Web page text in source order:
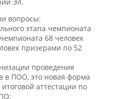
этапа чемпионата
68 человек
призерами по 52
проведения
ПОО, это новая форма
аттестации по